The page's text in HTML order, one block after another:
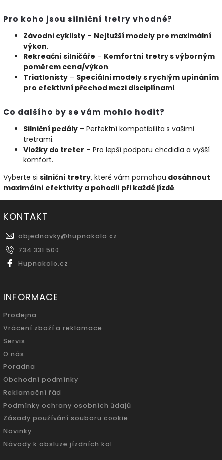
Pro koho jsou silniční tretry vhodné?
Závodní cyklisty – Nejtužší modely pro maximální
výkon.
Rekreační silničáře – Komfortní tretry s výborným
poměrem cena/výkon.
Triatlonisty – Speciální modely s rychlým upínáním
pro efektivní přechod mezi disciplínami.
Co dalšího by se vám mohlo hodit?
Silniční pedály – Perfektní kompatibilita s vašimi
tretrami.
Vložky do treter – Pro lepší podporu chodidla a vyšší
komfort.
Vyberte si silniční tretry, které vám pomohou dosáhnout
maximální efektivity a pohodlí při každé jízdě.
KONTAKT
objednavky@hupnakolo.cz
734 331 500
Hupnakolo.cz
INFORMACE
Prodejna
Vrácení zboží a reklamace
Servis
O nás
Poradna
Obchodní podmínky
Reklamační řád
Podmínky ochrany osobních údajů
Zásady používání souboru cookie
Novinky
Návody k obsluze jízdních kol